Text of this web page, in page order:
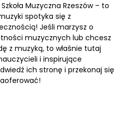
Muzyczna Rzeszów – to
spotyka się z
Jeśli marzysz o
muzycznych lub chcesz
z muzyką, to właśnie tutaj
i inspirujące
ich stronę i przekonaj się